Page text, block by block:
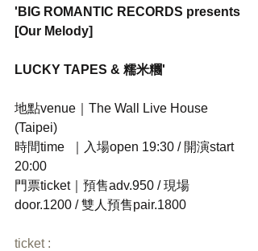
'BIG ROMANTIC RECORDS presents
[Our Melody]
LUCKY TAPES & 糯米糰'
地點venue｜The Wall Live House
(Taipei)
時間time  ｜入場open 19:30 / 開演start
20:00
門票ticket｜預售adv.950 / 現場
door.1200 / 雙人預售pair.1800
ticket :